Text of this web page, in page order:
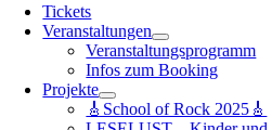
Tickets
Veranstaltungen
Veranstaltungsprogramm
Infos zum Booking
Projekte
🎸School of Rock 2025🎸